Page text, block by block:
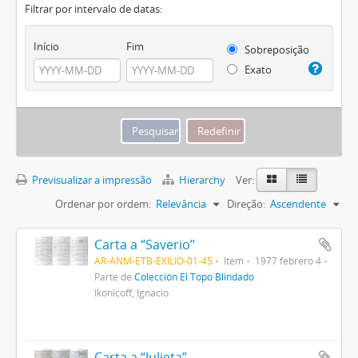
Filtrar por intervalo de datas:
Início Fim
Sobreposição
Exato
Previsualizar a impressão Hierarchy
Ver:
Ordenar por ordem: Relevância Direção: Ascendente
Carta a “Saverio”
AR-ANM-ETB-EXILIO-01-45 Item
1977 febrero 4
Parte de Colección El Topo Blindado
Ikonicoff, Ignacio